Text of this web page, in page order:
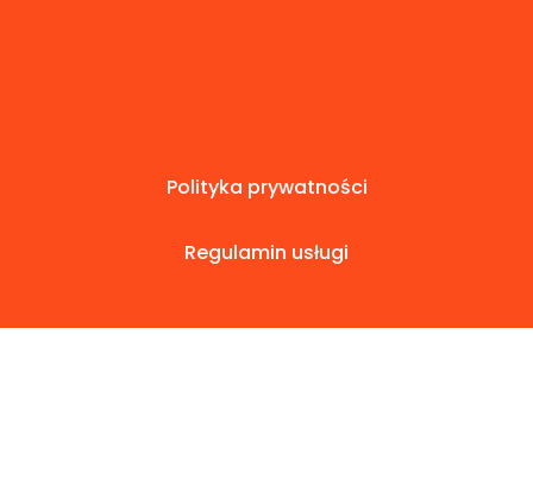
Polityka prywatności
Regulamin usługi